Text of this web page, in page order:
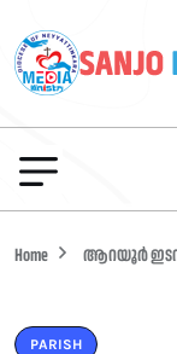
Home ആറയൂർ
PARISH